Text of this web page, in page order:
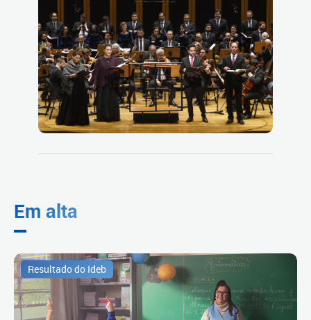
Em alta
Resultado do Ideb